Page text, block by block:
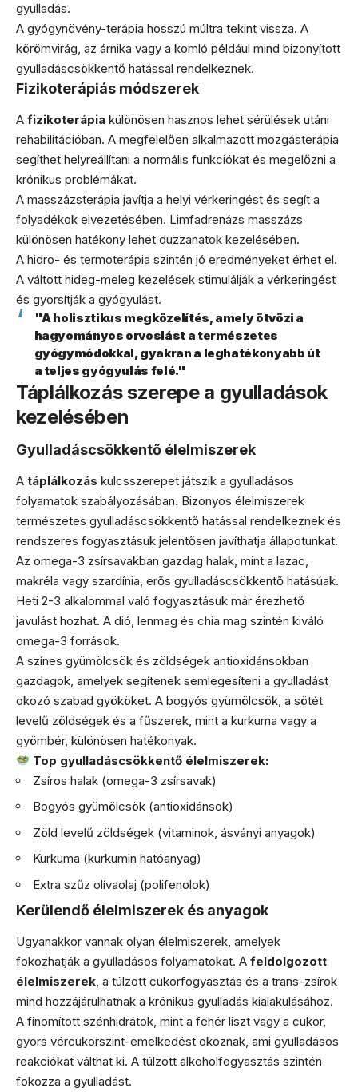
gyulladás.
A gyógynövény-terápia hosszú múltra tekint vissza. A
körömvirág, az árnika vagy a komló például mind bizonyított
gyulladáscsökkentő hatással rendelkeznek.
Fizikoterápiás módszerek
A fizikoterápia különösen hasznos lehet sérülések utáni
rehabilitációban. A megfelelően alkalmazott mozgásterápia
segíthet helyreállítani a normális funkciókat és megelőzni a
krónikus problémákat.
A masszázsterápia javítja a helyi vérkeringést és segít a
folyadékok elvezetésében. Limfadrenázs masszázs
különösen hatékony lehet duzzanatok kezelésében.
A hidro- és termoterápia szintén jó eredményeket érhet el.
A váltott hideg-meleg kezelések stimulálják a vérkeringést
és gyorsítják a gyógyulást.
"A holisztikus megközelítés, amely ötvözi a
hagyományos orvoslást a természetes
gyógymódokkal, gyakran a leghatékonyabb út
a teljes gyógyulás felé."
Táplálkozás szerepe a gyulladások
kezelésében
Gyulladáscsökkentő élelmiszerek
A táplálkozás kulcsszerepet játszik a gyulladásos
folyamatok szabályozásában. Bizonyos élelmiszerek
természetes gyulladáscsökkentő hatással rendelkeznek és
rendszeres fogyasztásuk jelentősen javíthatja állapotunkat.
Az omega-3 zsírsavakban gazdag halak, mint a lazac,
makréla vagy szardínia, erős gyulladáscsökkentő hatásúak.
Heti 2-3 alkalommal való fogyasztásuk már érezhető
javulást hozhat. A dió, lenmag és chia mag szintén kiváló
omega-3 források.
A színes gyümölcsök és zöldségek antioxidánsokban
gazdagok, amelyek segítenek semlegesíteni a gyulladást
okozó szabad gyököket. A bogyós gyümölcsök, a sötét
levelű zöldségek és a fűszerek, mint a kurkuma vagy a
gyömbér, különösen hatékonyak.
Top gyulladáscsökkentő élelmiszerek:
Zsíros halak (omega-3 zsírsavak)
Bogyós gyümölcsök (antioxidánsok)
Zöld levelű zöldségek (vitaminok, ásványi anyagok)
Kurkuma (kurkumin hatóanyag)
Extra szűz olívaolaj (polifenolok)
Kerülendő élelmiszerek és anyagok
Ugyanakkor vannak olyan élelmiszerek, amelyek
fokozhatják a gyulladásos folyamatokat. A feldolgozott
élelmiszerek , a túlzott cukorfogyasztás és a trans-zsírok
mind hozzájárulhatnak a krónikus gyulladás kialakulásához.
A finomított szénhidrátok, mint a fehér liszt vagy a cukor,
gyors vércukorszint-emelkedést okoznak, ami gyulladásos
reakciókat válthat ki. A túlzott alkoholfogyasztás szintén
fokozza a gyulladást.